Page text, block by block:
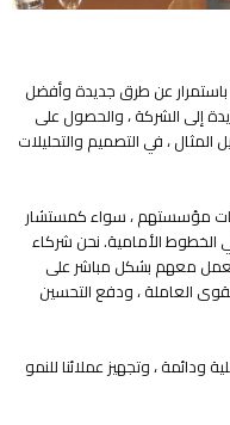
باستمرار عن طرق جديدة وأفضل
إلى الشركة ، والحصول على
، في التصميم والتحليلات
مؤسستهم ، سواء كمستشار
الأمامية. نحن شركاء
معهم بشكل مباشر على
العاملة ، ودفع التحسين
ودائمة ، وتجهيز عملائنا للنمو